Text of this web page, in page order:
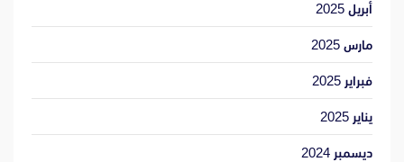
أبريل 2025
مارس 2025
فبراير 2025
يناير 2025
ديسمبر 2024